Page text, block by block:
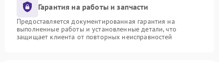
Гарантия на работы и запчасти
Предоставляется документированная гарантия на
выполненные работы и установленные детали, что
защищает клиента от повторных неисправностей